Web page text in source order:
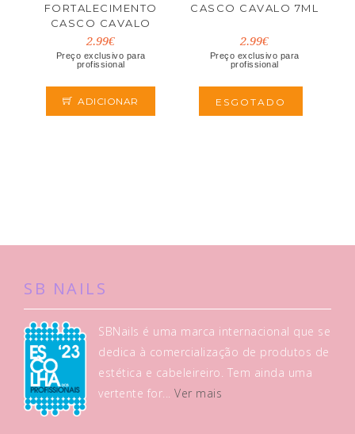
FORTALECIMENTO
CASCO CAVALO
10ML
2.99€
Preço exclusivo para
profissional
ADICIONAR
CASCO CAVALO 7ML
2.99€
Preço exclusivo para
profissional
ESGOTADO
SB NAILS
SBNails é uma marca internacional que se
dedica à comercialização de produtos de
estética e cabeleireiro. Tem ainda uma
vertente for...Ver mais